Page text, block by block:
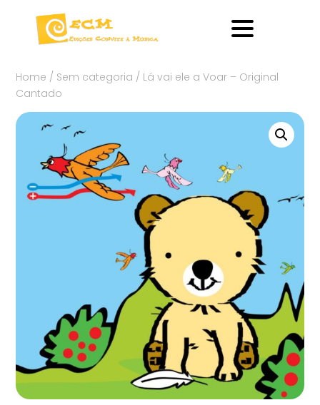
Home / Sem categoria / Lá vai ele a Voar – Original
Cantado